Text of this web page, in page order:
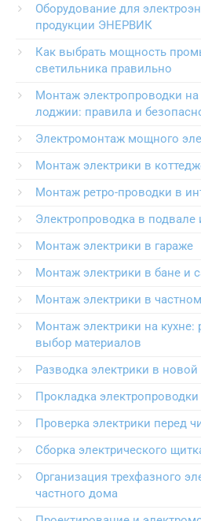
Оборудование для
продукции ЭНЕРВИК
Как выбрать мощность
светильника правильно
Монтаж электропроводки
лоджии: правила и
Электромонтаж мощного
Монтаж электрики в
Монтаж ретро-проводки в
Электропроводка в
Монтаж электрики в гараже
Монтаж электрики в бане и
Монтаж электрики в
Монтаж электрики на кухне:
выбор материалов
Разводка электрики в новой
Прокладка
Проверка электрики перед
Сборка электрического
Организация трехфазного
частного дома